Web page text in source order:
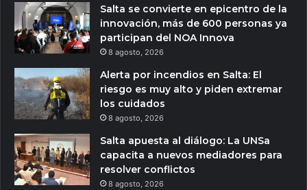
Salta se convierte en epicentro de la
innovación, más de 600 personas ya
participan del NOA Innova
8 agosto, 2026
Alerta por incendios en Salta: El
riesgo es muy alto y piden extremar
los cuidados
8 agosto, 2026
Salta apuesta al diálogo: La UNSa
capacita a nuevos mediadores para
resolver conflictos
8 agosto, 2026